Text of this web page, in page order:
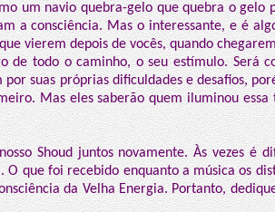
um navio quebra-gelo que quebra o gelo
a consciência. Mas o interessante, e é
vierem depois de vocês, quando
de todo o caminho, o seu estímulo. Será
por suas próprias dificuldades e desafios,
Mas eles saberão quem iluminou essa
Shoud juntos novamente. Às vezes é
que foi recebido enquanto a música os
da Velha Energia. Portanto,